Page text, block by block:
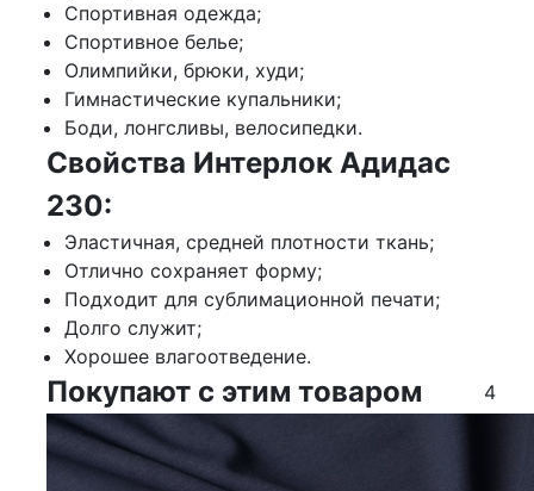
Спортивная одежда;
Спортивное белье;
Олимпийки, брюки, худи;
Гимнастические купальники;
Боди, лонгсливы, велосипедки.
Свойства Интерлок Адидас
230:
Эластичная, средней плотности ткань;
Отлично сохраняет форму;
Подходит для сублимационной печати;
Долго служит;
Хорошее влагоотведение.
Покупают с этим товаром 4